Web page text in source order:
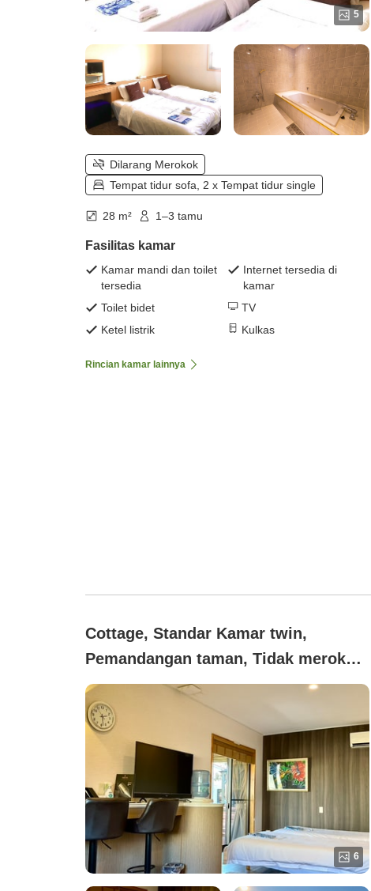
5
Dilarang Merokok
Tempat tidur sofa, 2 x Tempat tidur single
28 m² 1–3 tamu
Fasilitas kamar
Kamar mandi dan toilet
tersedia
Internet tersedia di
kamar
Toilet bidet
TV
Ketel listrik
Kulkas
Rincian kamar lainnya
Cottage, Standar Kamar twin,
Pemandangan taman, Tidak merokok
(Kabin Standar (Pemandangan
Taman))
6